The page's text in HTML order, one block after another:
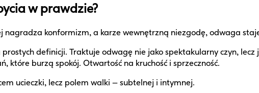
w prawdzie?
nagradza konformizm, a karze wewnętrzną niezgodę, odwaga
definicji. Traktuje odwagę nie jako spektakularny czyn,
które burzą spokój. Otwartość na kruchość i sprzeczność.
ucieczki, lecz polem walki – subtelnej i intymnej.